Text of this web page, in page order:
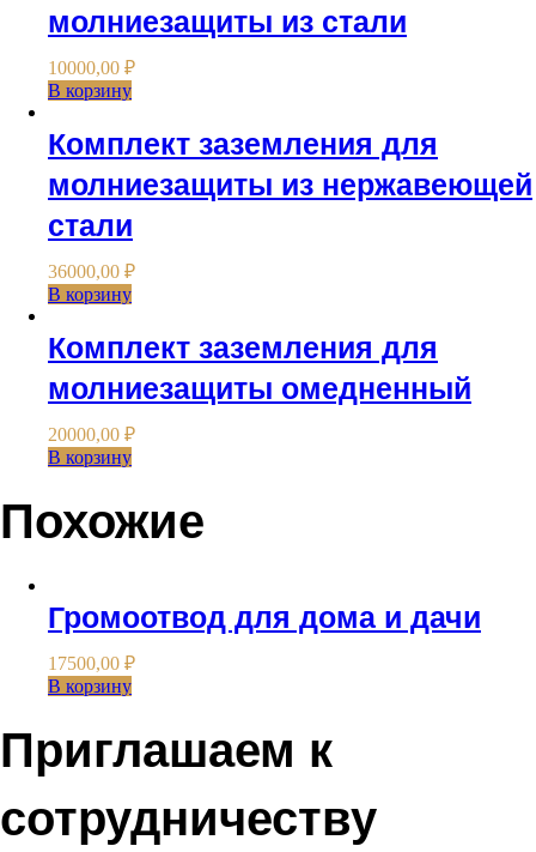
молниезащиты из стали
10000,00 ₽
В корзину
Комплект заземления для
молниезащиты из нержавеющей
стали
36000,00 ₽
В корзину
Комплект заземления для
молниезащиты омедненный
20000,00 ₽
В корзину
Похожие
Громоотвод для дома и дачи
17500,00 ₽
В корзину
Приглашаем к
сотрудничеству